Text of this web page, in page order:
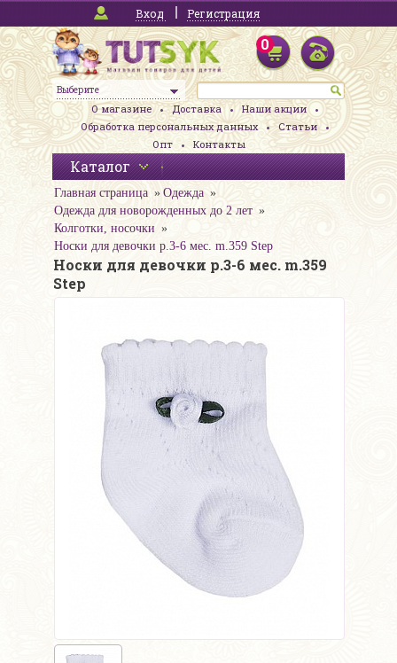
Вход Регистрация
Выберите
0
О магазине Доставка
Наши акции
Обработка персональных данных
Статьи
Опт
Контакты
Каталог
Главная страница
Одежда
Одежда для новорожденных до 2 лет
Колготки, носочки
Носки для девочки р.3-6 мес. m.359 Step
Носки для девочки р.3-6 мес. m.359
Step